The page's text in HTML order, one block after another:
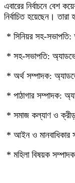
‎এবারের নির্বাচনে বেশ
নির্বাচিত হয়েছেন। তারা
* সিনিয়র সহ-
* সহ-সভাপতি:
* অর্থ সম্পাদক:
* পাঠাগার সম্পাদক:
* সমাজ কল্যাণ ও
* আইন ও
* মহিলা বিষয়ক